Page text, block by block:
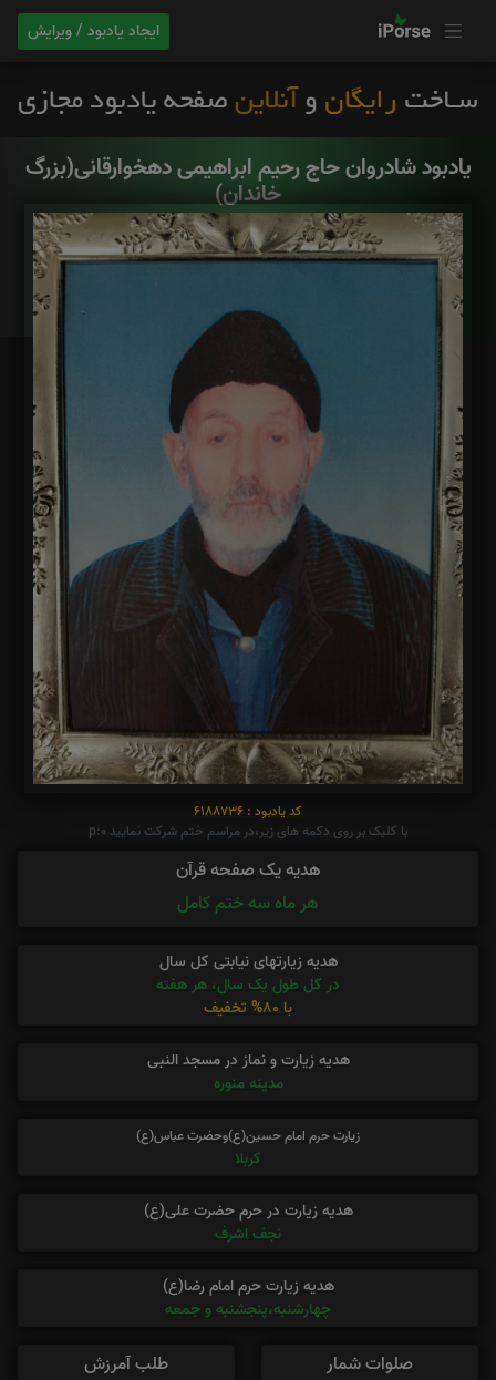
ایجاد یادبود / ویرایش
یادبود شادروان حاج رحیم ابراهیمی دهخوارقانی(بزرگ
خاندان)
کد یادبود : 6188736
با کلیک بر روی دکمه های زیر،در مراسم ختم شرکت نمایید p:0
هدیه یک صفحه قرآن
هر ماه سه ختم کامل
هدیه زیارتهای نیابتی کل سال
در کل طول یک سال، هر هفته
با 80% تخفیف
هدیه زیارت و نماز در مسجد النبی
مدینه منوره
زیارت حرم امام حسین(ع)وحضرت عباس(ع)
کربلا
هدیه زیارت در حرم حضرت علی(ع)
نجف اشرف
هدیه زیارت حرم امام رضا(ع)
چهارشنبه،پنجشنبه و جمعه
صلوات شمار
طلب آمرزش